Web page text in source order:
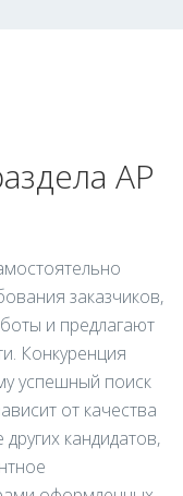
АР
заказчиков,
и предлагают
Конкуренция
успешный поиск
от качества
кандидатов,